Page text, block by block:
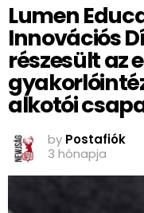
Lumen
Innovációs
részesült az
alkotói
by Postafiók
3 hónapja